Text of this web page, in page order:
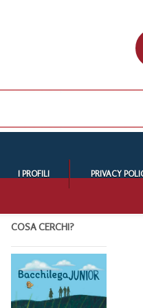
I PROFILI PRIVACY
COSA CERCHI?